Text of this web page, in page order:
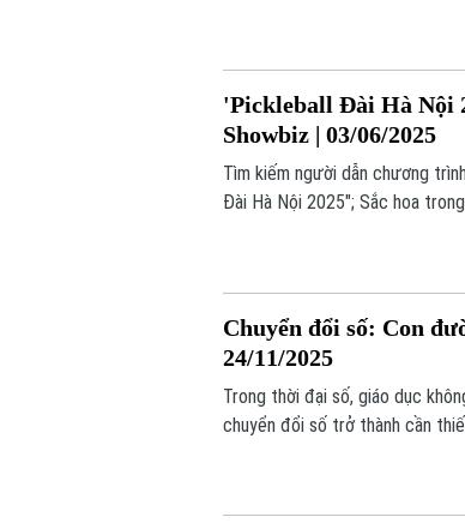
'Pickleball Đài Hà Nội
Showbiz | 03/06/2025
Tìm kiếm người dẫn chương
Đài Hà Nội 2025"; Sắc hoa
Chuyển đổi số: Con
24/11/2025
Trong thời đại số, giáo dục
chuyển đổi số trở thành cần